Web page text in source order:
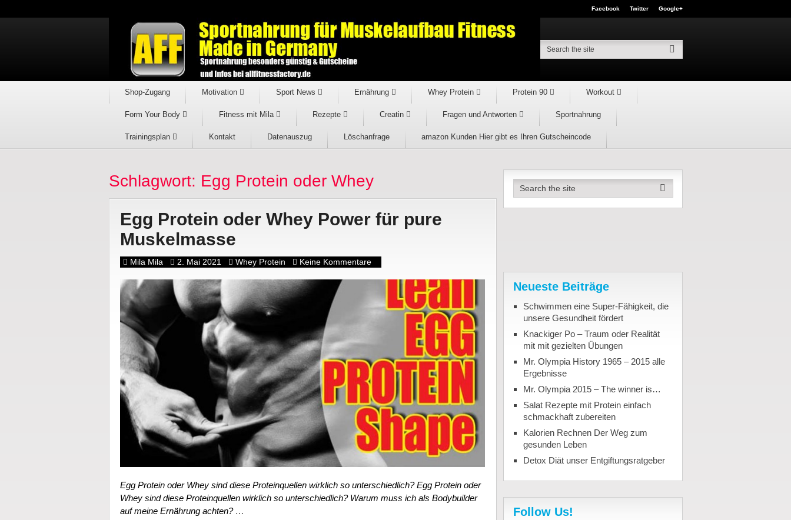
Facebook Twitter Google+
Shop-Zugang Motivation Sport News Ernährung Whey Protein Protein 90 Workout
Form Your Body Fitness mit Mila Rezepte Creatin Fragen und Antworten Sportnahrung
Trainingsplan Kontakt Datenauszug Löschanfrage amazon Kunden Hier gibt es Ihren Gutscheincode
Schlagwort: Egg Protein oder Whey
Egg Protein oder Whey Power für pure
Muskelmasse
Mila Mila 2. Mai 2021 Whey Protein Keine Kommentare
Egg Protein oder Whey sind diese Proteinquellen wirklich so unterschiedlich? Egg Protein oder
Whey sind diese Proteinquellen wirklich so unterschiedlich? Warum muss ich als Bodybuilder
auf meine Ernährung achten? …
Neueste Beiträge
Schwimmen eine Super-Fähigkeit, die
unsere Gesundheit fördert
Knackiger Po – Traum oder Realität
mit mit gezielten Übungen
Mr. Olympia History 1965 – 2015 alle
Ergebnisse
Mr. Olympia 2015 – The winner is…
Salat Rezepte mit Protein einfach
schmackhaft zubereiten
Kalorien Rechnen Der Weg zum
gesunden Leben
Detox Diät unser Entgiftungsratgeber
Follow Us!